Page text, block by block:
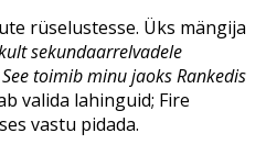
rüselustesse. Üks mängija
sekundaarrelvadele
toimib minu jaoks Rankedis
valida lahinguid; Fire
vastu pidada.